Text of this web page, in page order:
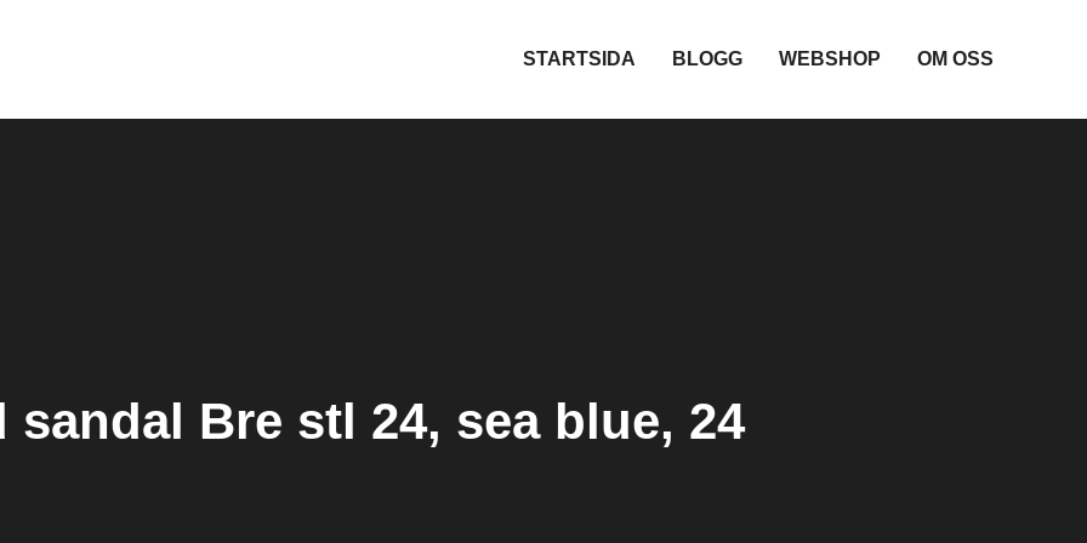
STARTSIDA BLOGG WEBSHOP OM OSS
sandal Bre stl 24, sea blue, 24